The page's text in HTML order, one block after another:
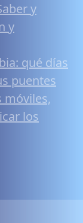
y
y
qué días
puentes
móviles,
los